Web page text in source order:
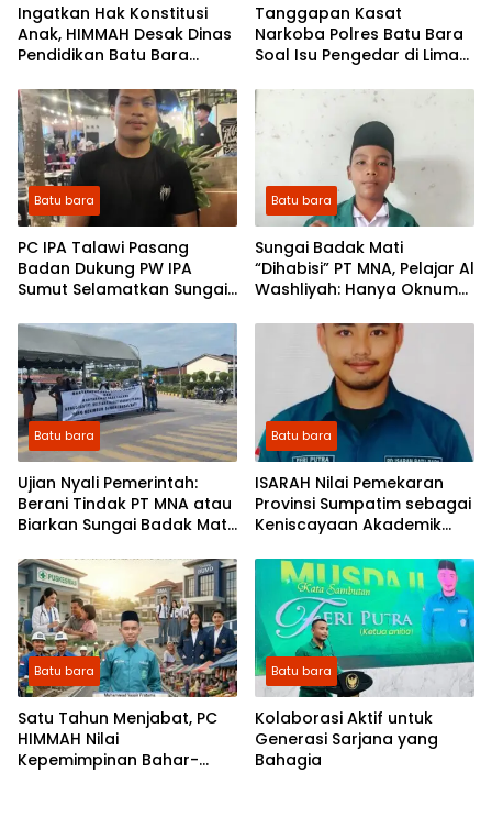
Ingatkan Hak Konstitusi
Anak, HIMMAH Desak Dinas
Pendidikan Batu Bara
Tanggapan Kasat
Narkoba Polres Batu Bara
Soal Isu Pengedar di Lima
Tindak! Jangan Sebar
Batu bara
PC IPA Talawi Pasang
Badan Dukung PW IPA
Sumut Selamatkan Sungai
Batu bara
Sungai Badak Mati
“Dihabisi” PT MNA, Pelajar Al
Washliyah: Hanya Oknum
Membiarkan Ini!
Batu bara
Ujian Nyali Pemerintah:
Berani Tindak PT MNA atau
Biarkan Sungai Badak Mati
Batu bara
ISARAH Nilai Pemekaran
Provinsi Sumpatim sebagai
Keniscayaan Akademik
Batu bara
​Satu Tahun Menjabat, PC
HIMMAH Nilai
Kepemimpinan Bahar-
Batu bara
Kolaborasi Aktif untuk
Generasi Sarjana yang
Bahagia